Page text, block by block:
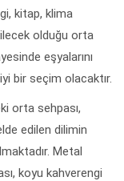
kitap, klima
olduğu orta
eşyalarını
bir seçim olacaktır.
orta sehpası,
edilen dilimin
Metal
koyu kahverengi